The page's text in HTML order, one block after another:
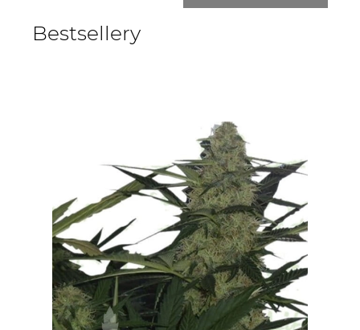
Bestsellery